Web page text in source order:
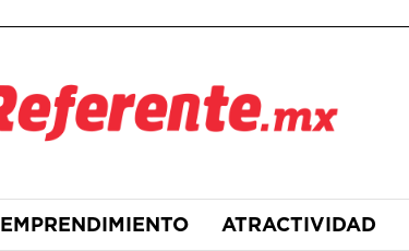
EMPRENDIMIENTO ATRACTIVIDAD